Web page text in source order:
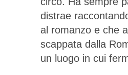
distrae
al romanzo e che
scappata dalla
un luogo in cui